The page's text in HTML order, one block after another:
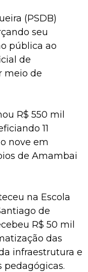
(PSDB)
seu
pública ao
de
meio de
R$ 550 mil
11
nove em
de Amambai
na Escola
de
R$ 50 mil
das
infraestrutura e